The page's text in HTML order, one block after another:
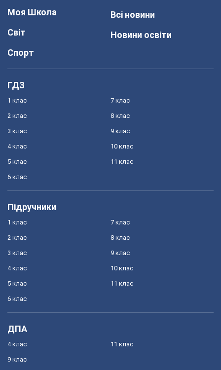
Моя Школа
Світ
Спорт
Всі новини
Новини освіти
ГДЗ
1 клас
2 клас
3 клас
4 клас
5 клас
6 клас
7 клас
8 клас
9 клас
10 клас
11 клас
Підручники
1 клас
2 клас
3 клас
4 клас
5 клас
6 клас
7 клас
8 клас
9 клас
10 клас
11 клас
ДПА
4 клас
9 клас
11 клас